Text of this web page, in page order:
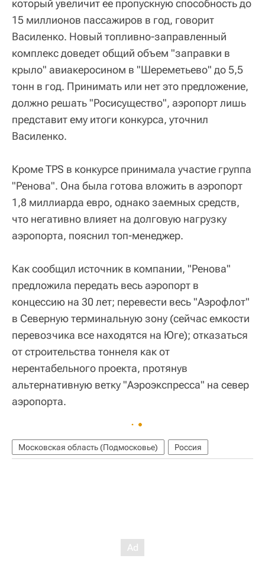
который увеличит ее пропускную способность до
15 миллионов пассажиров в год, говорит
Василенко. Новый топливно-заправленный
комплекс доведет общий объем "заправки в
крыло" авиакеросином в "Шереметьево" до 5,5
тонн в год. Принимать или нет это предложение,
должно решать "Росисущество", аэропорт лишь
представит ему итоги конкурса, уточнил
Василенко.
Кроме TPS в конкурсе принимала участие группа
"Ренова". Она была готова вложить в аэропорт
1,8 миллиарда евро, однако заемных средств,
что негативно влияет на долговую нагрузку
аэропорта, пояснил топ-менеджер.
Как сообщил источник в компании, "Ренова"
предложила передать весь аэропорт в
концессию на 30 лет; перевести весь "Аэрофлот"
в Северную терминальную зону (сейчас емкости
перевозчика все находятся на Юге); отказаться
от строительства тоннеля как от
нерентабельного проекта, протянув
альтернативную ветку "Аэроэкспресса" на север
аэропорта.
Московская область (Подмосковье) Россия